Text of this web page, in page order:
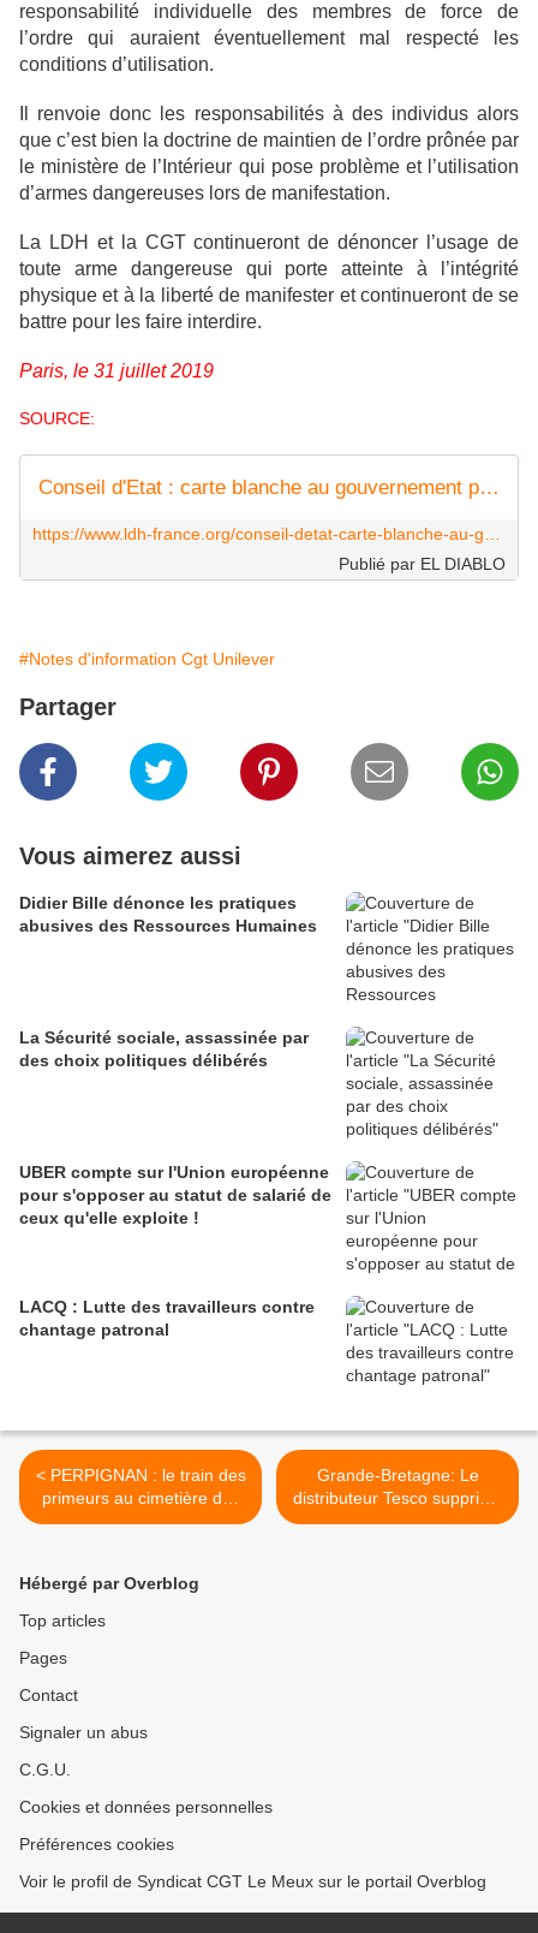
responsabilité individuelle des membres de force de
l’ordre qui auraient éventuellement mal respecté les
conditions d’utilisation.
Il renvoie donc les responsabilités à des individus alors
que c’est bien la doctrine de maintien de l’ordre prônée par
le ministère de l’Intérieur qui pose problème et l’utilisation
d’armes dangereuses lors de manifestation.
La LDH et la CGT continueront de dénoncer l’usage de
toute arme dangereuse qui porte atteinte à l’intégrité
physique et à la liberté de manifester et continueront de se
battre pour les faire interdire.
Paris, le 31 juillet 2019
SOURCE:
Conseil d'Etat : carte blanche au gouvernement pour continuer à blesser des manifestants - Ligue des droits de l'Homme
Publié par EL DIABLO
#Notes d'information Cgt Unilever
Partager
Vous aimerez aussi
Didier Bille dénonce les pratiques
abusives des Ressources Humaines
La Sécurité sociale, assassinée par
des choix politiques délibérés
UBER compte sur l'Union européenne
pour s'opposer au statut de salarié de
ceux qu'elle exploite !
LACQ : Lutte des travailleurs contre
chantage patronal
< PERPIGNAN : le train des
primeurs au cimetière des
éléphants ! UN SABOTAGE
Grande-Bretagne: Le
distributeur Tesco supprime
4.500 emplois >
Hébergé par Overblog
Top articles
Pages
Contact
Signaler un abus
C.G.U.
Cookies et données personnelles
Préférences cookies
Voir le profil de Syndicat CGT Le Meux sur le portail Overblog